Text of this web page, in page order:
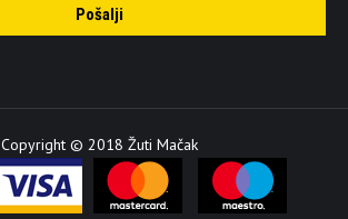
Copyright © 2018 Žuti Mačak